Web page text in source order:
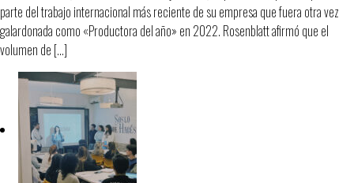
parte del trabajo internacional más reciente de su empresa que fuera otra vez
galardonada como «Productora del año» en 2022. Rosenblatt afirmó que el
volumen de […]